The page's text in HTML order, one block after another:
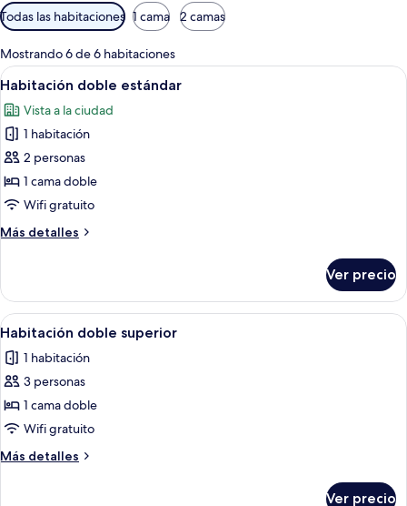
Filtros
disponibles
para
las
habitaciones
Todas las habitaciones 1 cama 2 camas
Mostrando 6 de 6 habitaciones
Abrir
todas
las
fotos
de
Habitación
doble
Habitación de hotel con cama, una
2
Habitación doble estándar
Vista a la ciudad
1 habitación
2 personas
1 cama doble
Wifi gratuito
Más detalles
Más
doble
estándar
Ver precio
Abrir
todas
las
fotos
de
Habitación
doble
superior
Habitación de hotel con cama,
3
Habitación doble superior
1 habitación
3 personas
1 cama doble
Wifi gratuito
Más detalles
Más
Ver precio